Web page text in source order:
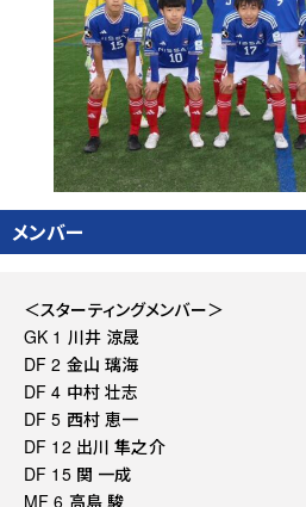
メンバー
＜スターティングメンバー＞
GK 1 川井 涼晟
DF 2 金山 璃海
DF 4 中村 壮志
DF 5 西村 恵一
DF 12 出川 隼之介
DF 15 関 一成
MF 6 高島 駿